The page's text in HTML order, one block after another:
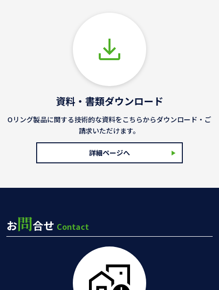
資料・書類ダウンロード
Oリング製品に関する技術的な資料をこちらからダウンロード・ご
請求いただけます。
詳細ページへ
お問合せ Contact